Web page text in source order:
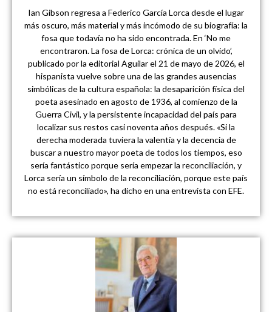
Ian Gibson regresa a Federico García Lorca desde el lugar
más oscuro, más material y más incómodo de su biografía: la
fosa que todavía no ha sido encontrada. En ‘No me
encontraron. La fosa de Lorca: crónica de un olvido’,
publicado por la editorial Aguilar el 21 de mayo de 2026, el
hispanista vuelve sobre una de las grandes ausencias
simbólicas de la cultura española: la desaparición física del
poeta asesinado en agosto de 1936, al comienzo de la
Guerra Civil, y la persistente incapacidad del país para
localizar sus restos casi noventa años después. «Si la
derecha moderada tuviera la valentía y la decencia de
buscar a nuestro mayor poeta de todos los tiempos, eso
sería fantástico porque sería empezar la reconciliación, y
Lorca sería un símbolo de la reconciliación, porque este país
no está reconciliado», ha dicho en una entrevista con EFE.